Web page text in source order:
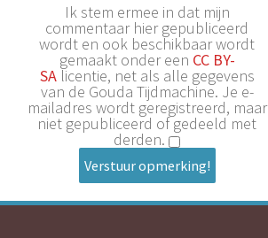
Ik stem ermee in dat mijn
commentaar hier gepubliceerd
wordt en ook beschikbaar wordt
gemaakt onder een CC BY-
SAlicentie, net als alle gegevens
van de Gouda Tijdmachine. Je e-
mailadres wordt geregistreerd, maar
niet gepubliceerd of gedeeld met
derden.
Verstuur opmerking!